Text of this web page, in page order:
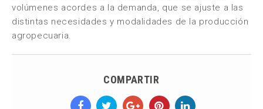
volúmenes acordes a la demanda, que se ajuste a las
distintas necesidades y modalidades de la producción
agropecuaria.
COMPARTIR